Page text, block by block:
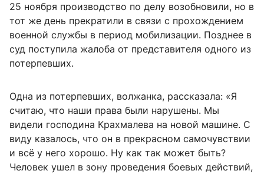
25 ноября производство по делу возобновили, но в
тот же день прекратили в связи с прохождением
военной службы в период мобилизации. Позднее в
суд поступила жалоба от представителя одного из
потерпевших.
Одна из потерпевших, волжанка, рассказала: «Я
считаю, что наши права были нарушены. Мы
видели господина Крахмалева на новой машине. С
виду казалось, что он в прекрасном самочувствии
и всё у него хорошо. Ну как так может быть?
Человек ушел в зону проведения боевых действий,